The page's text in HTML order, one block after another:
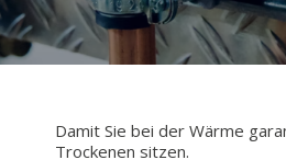
Damit Sie bei der Wärme
Trockenen sitzen.